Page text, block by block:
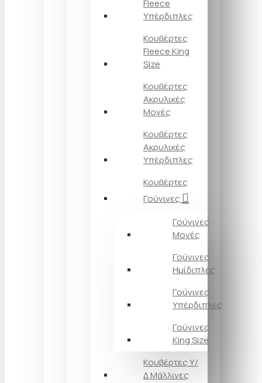
Fleece
Υπέρδιπλες
Κουβέρτες
Fleece King
Size
Κουβέρτες
Ακρυλικές
Μονές
Κουβέρτες
Ακρυλικές
Υπέρδιπλες
Κουβέρτες
Γούνινες
Γούνινες
Μονές
Γούνινες
Ημίδιπλες
Γούνινες
Υπέρδιπλες
Γούνινες
King Size
Κουβέρτες Υ/
Δ Μάλλινες